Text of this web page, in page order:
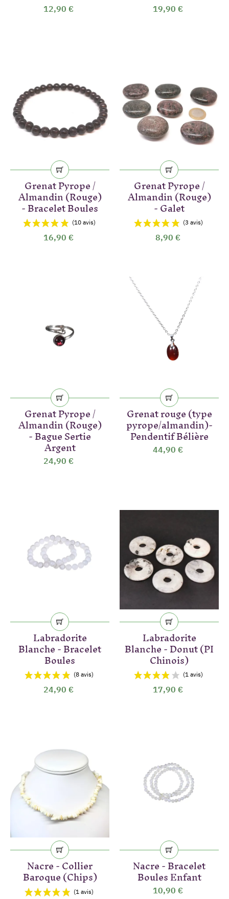
12,90 € 19,90 €
Grenat Pyrope /
Almandin (Rouge)
- Bracelet Boules
16,90 €
Grenat Pyrope /
Almandin (Rouge)
- Galet
8,90 €
Grenat Pyrope /
Almandin (Rouge)
- Bague Sertie
Argent
24,90 €
Grenat rouge (type
pyrope/almandin)-
Pendentif Bélière
44,90 €
Labradorite
Blanche - Bracelet
Boules
24,90 €
Labradorite
Blanche - Donut (PI
Chinois)
17,90 €
Nacre - Collier
Baroque (Chips)
Nacre - Bracelet
Boules Enfant
10,90 €